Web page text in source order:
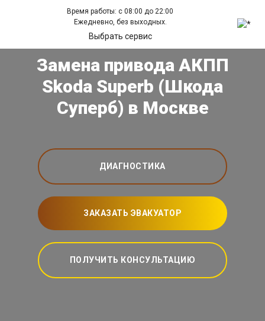
Время работы: с 08:00 до 22:00
Ежедневно, без выходных.
Выбрать сервис
Замена привода АКПП
Skoda Superb (Шкода
Суперб) в Москве
ДИАГНОСТИКА
ЗАКАЗАТЬ ЭВАКУАТОР
ПОЛУЧИТЬ КОНСУЛЬТАЦИЮ